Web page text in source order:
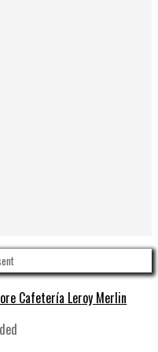
Cafetería Leroy Merlin